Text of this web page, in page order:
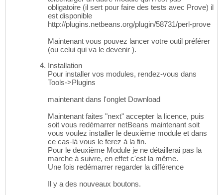
obligatoire (il sert pour faire des tests avec Prove) il
est disponible
http://plugins.netbeans.org/plugin/58731/perl-prove
Maintenant vous pouvez lancer votre outil préférer
(ou celui qui va le devenir ).
Installation
Pour installer vos modules, rendez-vous dans
Tools->Plugins
maintenant dans l'onglet Download
Maintenant faites "next" accepter la licence, puis
soit vous redémarrer netBeans maintenant soit
vous voulez installer le deuxième module et dans
ce cas-là vous le ferez à la fin.
Pour le deuxième Module je ne détaillerai pas la
marche à suivre, en effet c'est la même.
Une fois redémarrer regarder la différence
Il y a des nouveaux boutons.